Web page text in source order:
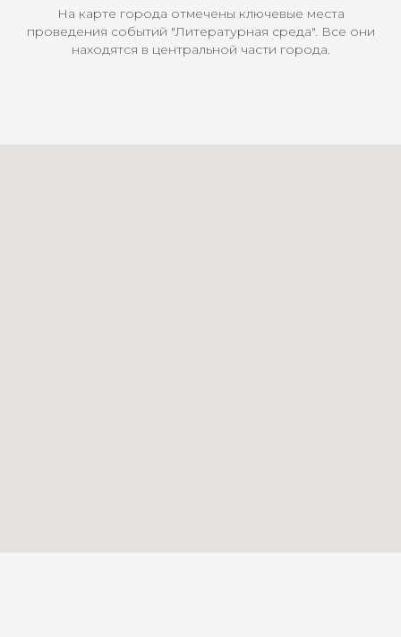
На карте города отмечены ключевые места
проведения событий "Литературная среда". Все они
находятся в центральной части города.